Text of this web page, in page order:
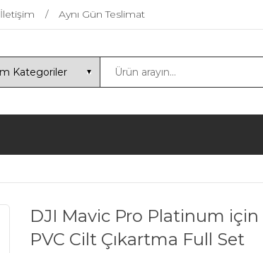
İletişim Aynı Gün Teslimat
DJI Mavic Pro Platinum
PVC Cilt Çıkartma Full Set